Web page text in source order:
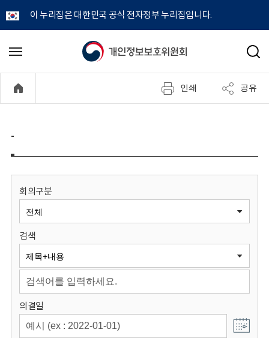
이 누리집은 대한민국 공식 전자정부 누리집입니다.
개
정
보
원
회
메
기
검
인쇄 공유
-
회의구분
검색
의결일